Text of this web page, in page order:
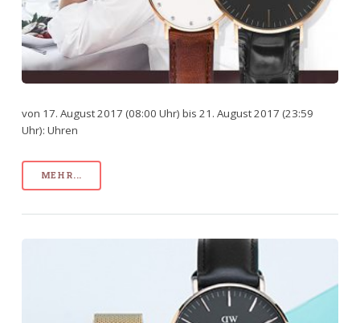
von 17. August 2017 (08:00 Uhr) bis 21. August 2017 (23:59
Uhr): Uhren
MEHR...